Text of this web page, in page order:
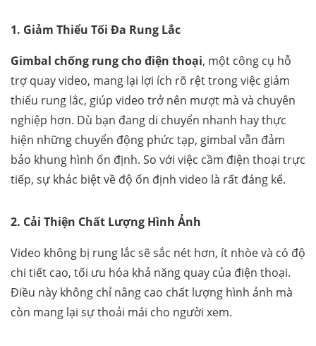
1. Giảm Thiểu Tối Đa Rung Lắc
Gimbal chống rung cho điện thoại, một công cụ hỗ
trợ quay video, mang lại lợi ích rõ rệt trong việc giảm
thiểu rung lắc, giúp video trở nên mượt mà và chuyên
nghiệp hơn. Dù bạn đang di chuyển nhanh hay thực
hiện những chuyển động phức tạp, gimbal vẫn đảm
bảo khung hình ổn định. So với việc cầm điện thoại trực
tiếp, sự khác biệt về độ ổn định video là rất đáng kể.
2. Cải Thiện Chất Lượng Hình Ảnh
Video không bị rung lắc sẽ sắc nét hơn, ít nhòe và có độ
chi tiết cao, tối ưu hóa khả năng quay của điện thoại.
Điều này không chỉ nâng cao chất lượng hình ảnh mà
còn mang lại sự thoải mái cho người xem.